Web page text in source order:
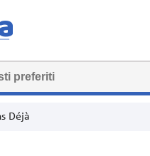
Déjà